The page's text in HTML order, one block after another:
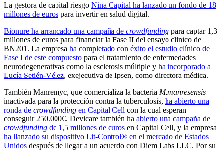
La gestora de capital riesgo Nina Capital ha lanzado un fondo de 18
millones de euros para invertir en salud digital.
Bionure ha arrancado una campaña de crowdfunding para captar 1,3
millones de euros para financiar la Fase II del ensayo clínico de
BN201. La empresa ha completado con éxito el estudio clínico de
Fase I de este compuesto para el tratamiento de enfermedades
neurodegenerativas como la esclerosis múltiple y ha incorporado a
Lucía Setién-Vélez, exejecutiva de Ipsen, como directora médica.
También Manremyc, que comercializa la bacteria M.manresensis
inactivada para la protección contra la tuberculosis, ha abierto una
ronda de crowdfunding en Capital Cell con la cual esperan
conseguir 250.000€. Devicare también ha abierto una campaña de
crowdfunding de 1,5 millones de euros en Capital Cell, y la empresa
ha llanzado su dispositivo Lit-Control® en el mercado de Estados
Unidos después de llegar a un acuerdo con Diem Labs LLC. Por su